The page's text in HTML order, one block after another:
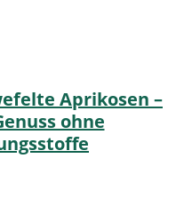
Aprikosen –
ohne